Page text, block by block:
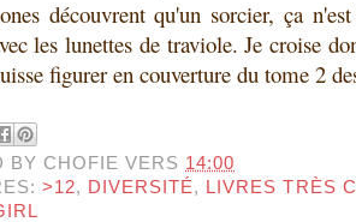
découvrent qu'un sorcier, ça
les lunettes de traviole. Je croise
figurer en couverture du tome 2
BY CHOFIE VERS 14:00
>12, DIVERSITÉ,
LIVRES TRÈS